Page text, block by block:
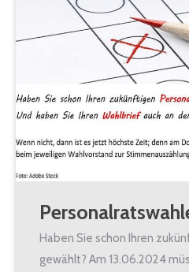
Haben Sie schon Ihren
gewählt? Am 13.06.2024